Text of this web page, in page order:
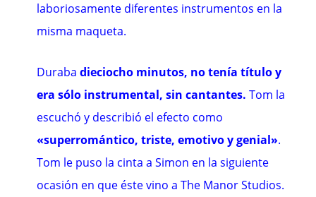
laboriosamente diferentes instrumentos en la
misma maqueta.
Durabadieciocho minutos, no tenía título y
era sólo instrumental, sin cantantes. Tom la
escuchó y describió el efecto como
«superromántico, triste, emotivo y genial».
Tom le puso la cinta a Simon en la siguiente
ocasión en que éste vino a The Manor Studios.